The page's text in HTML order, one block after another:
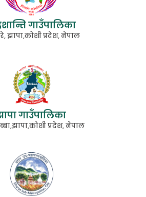
गाउँपालिका
झापा,कोशी प्रदेश, नेपाल
गाउँपालिका
प्रदेश, नेपाल